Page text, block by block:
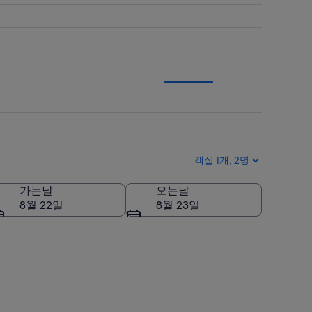
객실 1개, 2명
가는날
8월 22일
오는날
8월 23일